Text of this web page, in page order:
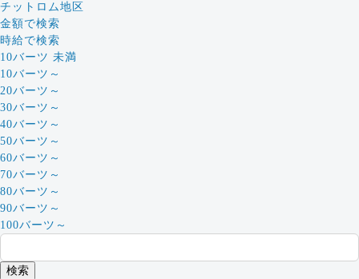
チットロム地区
金額で検索
時給で検索
10バーツ 未満
10バーツ～
20バーツ～
30バーツ～
40バーツ～
50バーツ～
60バーツ～
70バーツ～
80バーツ～
90バーツ～
100バーツ～